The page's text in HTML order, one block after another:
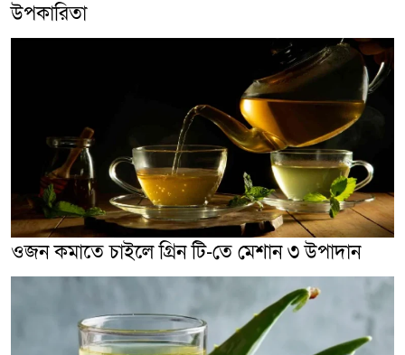
উপকারিতা
ওজন কমাতে চাইলে গ্রিন টি-তে মেশান ৩ উপাদান